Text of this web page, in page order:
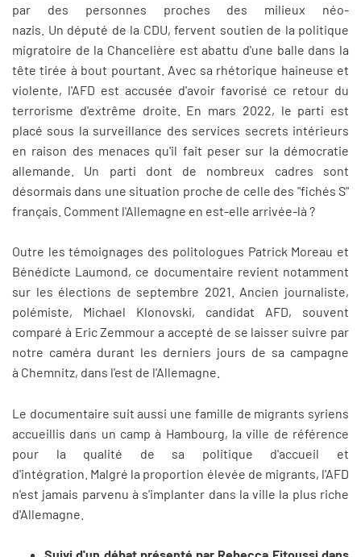
par des personnes proches des milieux néo-
nazis. Un député de la CDU, fervent soutien de la politique
migratoire de la Chancelière est abattu d'une balle dans la
tête tirée à bout pourtant. Avec sa rhétorique haineuse et
violente, l'AFD est accusée d'avoir favorisé ce retour du
terrorisme d'extrême droite. En mars 2022, le parti est
placé sous la surveillance des services secrets intérieurs
en raison des menaces qu'il fait peser sur la démocratie
allemande. Un parti dont de nombreux cadres sont
désormais dans une situation proche de celle des "fichés S"
français. Comment l'Allemagne en est-elle arrivée-là ?
Outre les témoignages des politologues Patrick Moreau et
Bénédicte Laumond, ce documentaire revient notamment
sur les élections de septembre 2021. Ancien journaliste,
polémiste, Michael Klonovski, candidat AFD, souvent
comparé à Eric Zemmour a accepté de se laisser suivre par
notre caméra durant les derniers jours de sa campagne
à Chemnitz, dans l'est de l'Allemagne.
Le documentaire suit aussi une famille de migrants syriens
accueillis dans un camp à Hambourg, la ville de référence
pour la qualité de sa politique d'accueil et
d'intégration. Malgré la proportion élevée de migrants, l'AFD
n'est jamais parvenu à s'implanter dans la ville la plus riche
d'Allemagne.